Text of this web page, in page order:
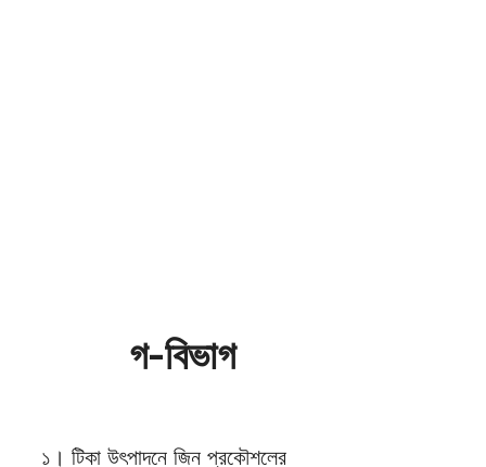
গ-বিভাগ
১। টিকা উৎপাদনে জিন প্রকৌশলের